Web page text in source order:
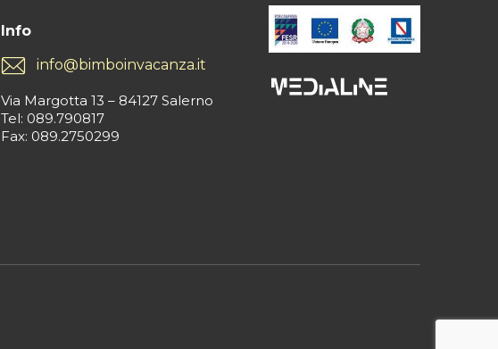
Info
info@bimboinvacanza.it
Via Margotta 13 – 84127 Salerno
Tel: 089.790817
Fax: 089.2750299